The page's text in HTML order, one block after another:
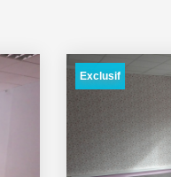
Exclusif